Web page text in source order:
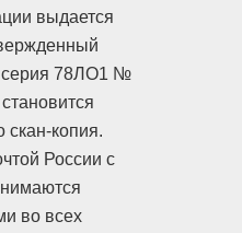
выдается
серия 78ЛО1 №
скан-копия.
России с
во всех